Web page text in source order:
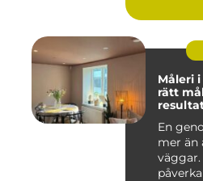
Måleri i
rätt
En
mer än